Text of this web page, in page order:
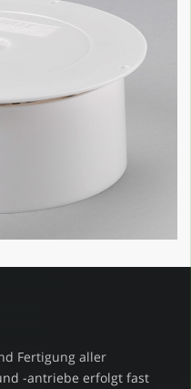
Fertigung aller
-antriebe erfolgt fast